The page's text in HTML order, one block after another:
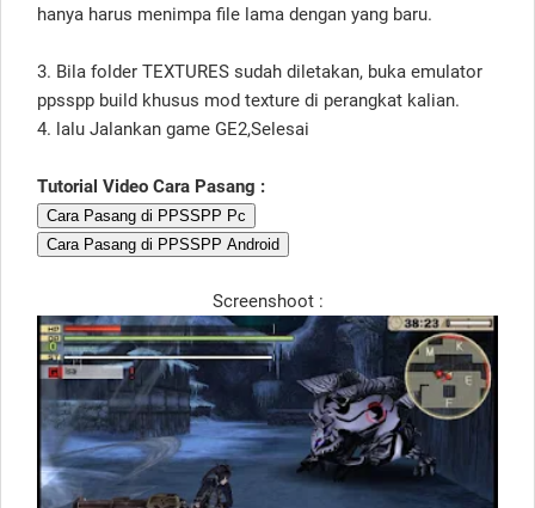
hanya harus menimpa file lama dengan yang baru.
3. Bila folder TEXTURES sudah diletakan, buka emulator
ppsspp build khusus mod texture di perangkat kalian.
4. lalu Jalankan game GE2,Selesai
Tutorial Video Cara Pasang :
Cara Pasang di PPSSPP Pc
Cara Pasang di PPSSPP Android
Screenshoot :